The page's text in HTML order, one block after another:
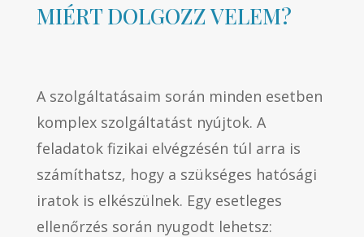
MIÉRT DOLGOZZ VELEM?
A szolgáltatásaim során minden esetben
komplex szolgáltatást nyújtok. A
feladatok fizikai elvégzésén túl arra is
számíthatsz, hogy a szükséges hatósági
iratok is elkészülnek. Egy esetleges
ellenőrzés során nyugodt lehetsz: